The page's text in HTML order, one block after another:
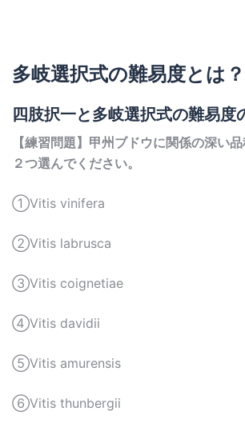
多岐選択式の難易度とは？
四肢択一と多岐選択式の難易度
【練習問題】甲州ブドウに関係の深い
２つ選んでください。
①Vitis vinifera
②Vitis labrusca
③Vitis coignetiae
④Vitis davidii
⑤Vitis amurensis
⑥Vitis thunbergii